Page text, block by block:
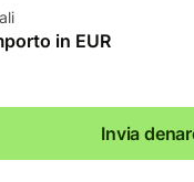
in EUR
Invia